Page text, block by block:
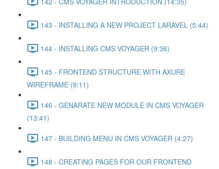
143 - INSTALLING A NEW PROJECT LARAVEL (5:44)
144 - INSTALLING CMS VOYAGER (9:36)
145 - FRONTEND STRUCTURE WITH AXURE
WIREFRAME (9:11)
146 - GENARATE NEW MODULE IN CMS VOYAGER
(13:41)
147 - BUILDING MENU IN CMS VOYAGER (4:27)
148 - CREATING PAGES FOR OUR FRONTEND